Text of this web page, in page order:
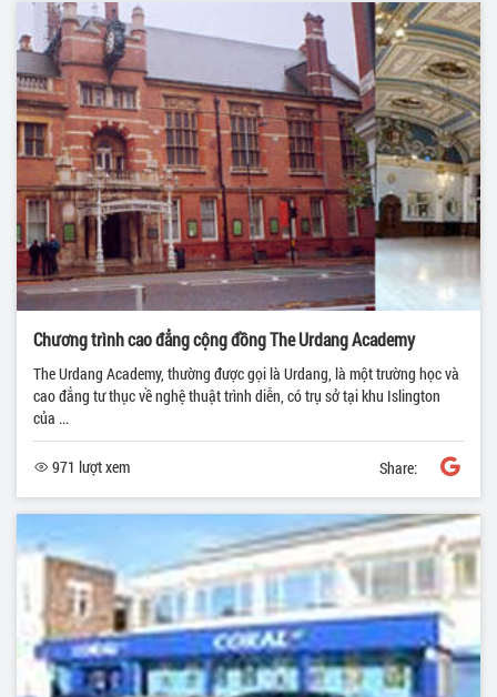
Chương trình cao đẳng cộng đồng The Urdang Academy
The Urdang Academy, thường được gọi là Urdang, là một trường học và
cao đẳng tư thục về nghệ thuật trình diễn, có trụ sở tại khu Islington
của ...
971 lượt xem Share: